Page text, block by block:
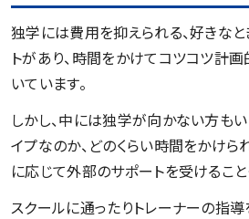
独学には費用を抑えられる、好きな
トがあり、時間をかけてコツコツ計
いています。
しかし、中には独学が向かない方も
イプなのか、どのくらい時間をかけ
に応じて外部のサポートを受けること
スクールに通ったりトレーナーの指